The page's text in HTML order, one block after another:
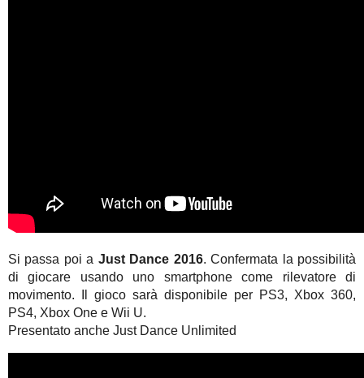
Si passa poi a Just Dance 2016. Confermata la possibilità
di giocare usando uno smartphone come rilevatore di
movimento. Il gioco sarà disponibile per PS3, Xbox 360,
PS4, Xbox One e Wii U.
Presentato anche Just Dance Unlimited